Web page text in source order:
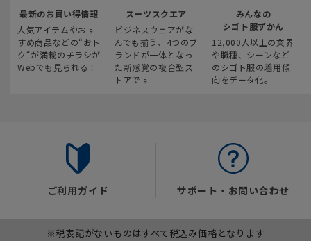
最新のお買い得情報
人気アイテムやおす
すめ商品などの“おト
ク“が満載のチラシが
Webでも見られる！
スーツスクエア
ビジネスウェアがな
んでも揃う、4つのブ
ランドが一体となっ
た新感覚の複合型ス
トアです
みんなの
シゴト服ずかん
12,000人以上の業界
や職種、シーンなど
のシゴト服の着用傾
向をデータ化。
ご利用ガイド サポート・お問い合わせ
※税表記がないものはすべて税込み価格となります